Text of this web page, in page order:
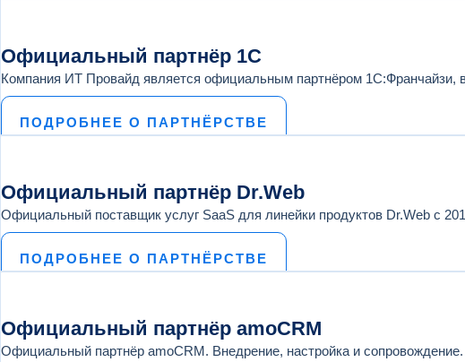
Официальный партнёр 1С
Компания ИТ Провайд является официальным партнёром
ПОДРОБНЕЕ О ПАРТНЁРСТВЕ
Официальный партнёр Dr.Web
Официальный поставщик услуг SaaS для линейки продуктов Dr.Web с
ПОДРОБНЕЕ О ПАРТНЁРСТВЕ
Официальный партнёр amoCRM
Официальный партнёр amoCRM. Внедрение, настройка и сопровождение.